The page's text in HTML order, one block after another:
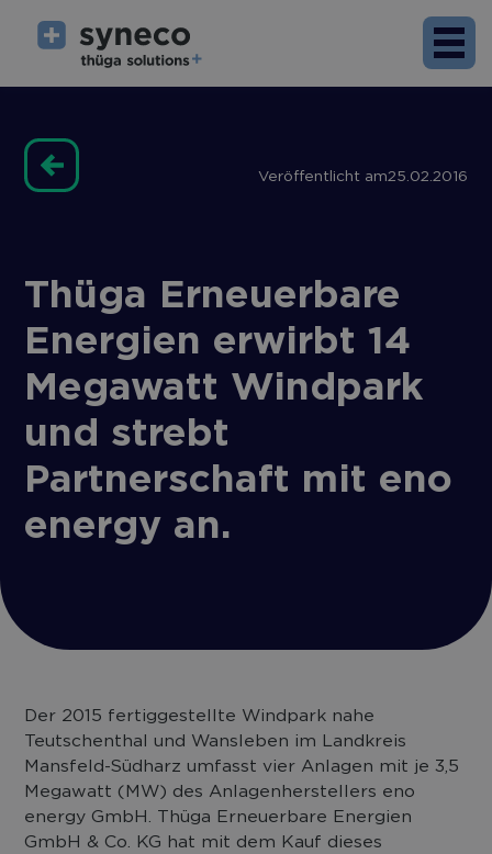
Veröffentlicht am25.02.2016
Thüga Erneuerbare
Energien erwirbt 14
Megawatt Windpark
und strebt
Partnerschaft mit eno
energy an.
Der 2015 fertiggestellte Windpark nahe
Teutschenthal und Wansleben im Landkreis
Mansfeld-Südharz umfasst vier Anlagen mit je 3,5
Megawatt (MW) des Anlagenherstellers eno
energy GmbH. Thüga Erneuerbare Energien
GmbH & Co. KG hat mit dem Kauf dieses